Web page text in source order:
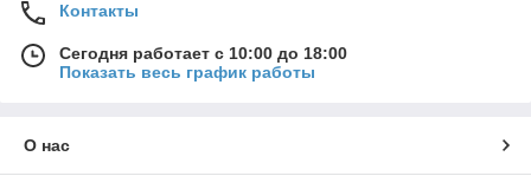
Контакты
Сегодня работает с 10:00 до 18:00
Показать весь график работы
О нас